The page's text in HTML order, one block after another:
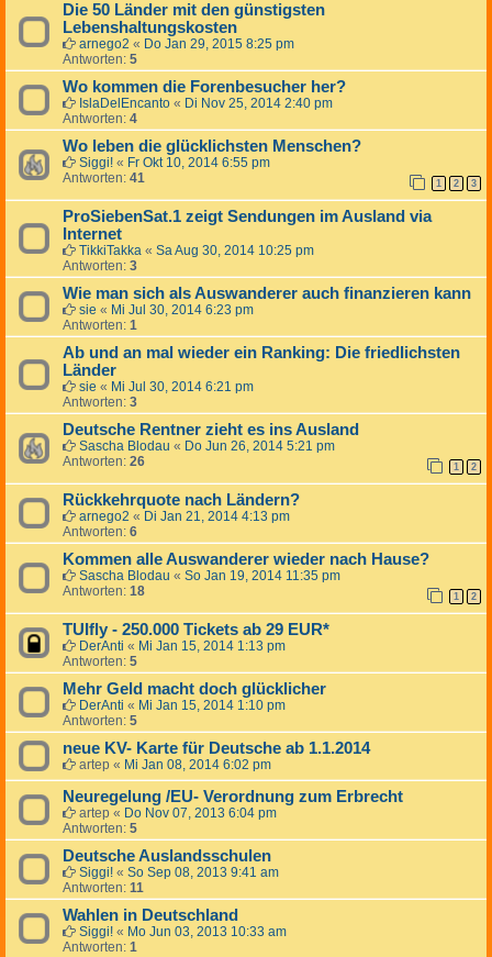
Die 50 Länder mit den günstigsten
Lebenshaltungskosten
arnego2 « Do Jan 29, 2015 8:25 pm
Antworten: 5
Wo kommen die Forenbesucher her?
IslaDelEncanto « Di Nov 25, 2014 2:40 pm
Antworten: 4
Wo leben die glücklichsten Menschen?
Siggi! « Fr Okt 10, 2014 6:55 pm
Antworten: 41 1 2 3
ProSiebenSat.1 zeigt Sendungen im Ausland via
Internet
TikkiTakka « Sa Aug 30, 2014 10:25 pm
Antworten: 3
Wie man sich als Auswanderer auch finanzieren kann
sie « Mi Jul 30, 2014 6:23 pm
Antworten: 1
Ab und an mal wieder ein Ranking: Die friedlichsten
Länder
sie « Mi Jul 30, 2014 6:21 pm
Antworten: 3
Deutsche Rentner zieht es ins Ausland
Sascha Blodau « Do Jun 26, 2014 5:21 pm
Antworten: 26 1 2
Rückkehrquote nach Ländern?
arnego2 « Di Jan 21, 2014 4:13 pm
Antworten: 6
Kommen alle Auswanderer wieder nach Hause?
Sascha Blodau « So Jan 19, 2014 11:35 pm
Antworten: 18 1 2
TUIfly - 250.000 Tickets ab 29 EUR*
DerAnti « Mi Jan 15, 2014 1:13 pm
Antworten: 5
Mehr Geld macht doch glücklicher
DerAnti « Mi Jan 15, 2014 1:10 pm
Antworten: 5
neue KV- Karte für Deutsche ab 1.1.2014
artep « Mi Jan 08, 2014 6:02 pm
Neuregelung /EU- Verordnung zum Erbrecht
artep « Do Nov 07, 2013 6:04 pm
Antworten: 5
Deutsche Auslandsschulen
Siggi! « So Sep 08, 2013 9:41 am
Antworten: 11
Wahlen in Deutschland
Siggi! « Mo Jun 03, 2013 10:33 am
Antworten: 1